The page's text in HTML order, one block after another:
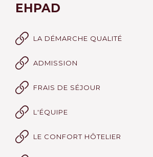
EHPAD
LA DÉMARCHE QUALITÉ
ADMISSION
FRAIS DE SÉJOUR
L'ÉQUIPE
LE CONFORT HÔTELIER